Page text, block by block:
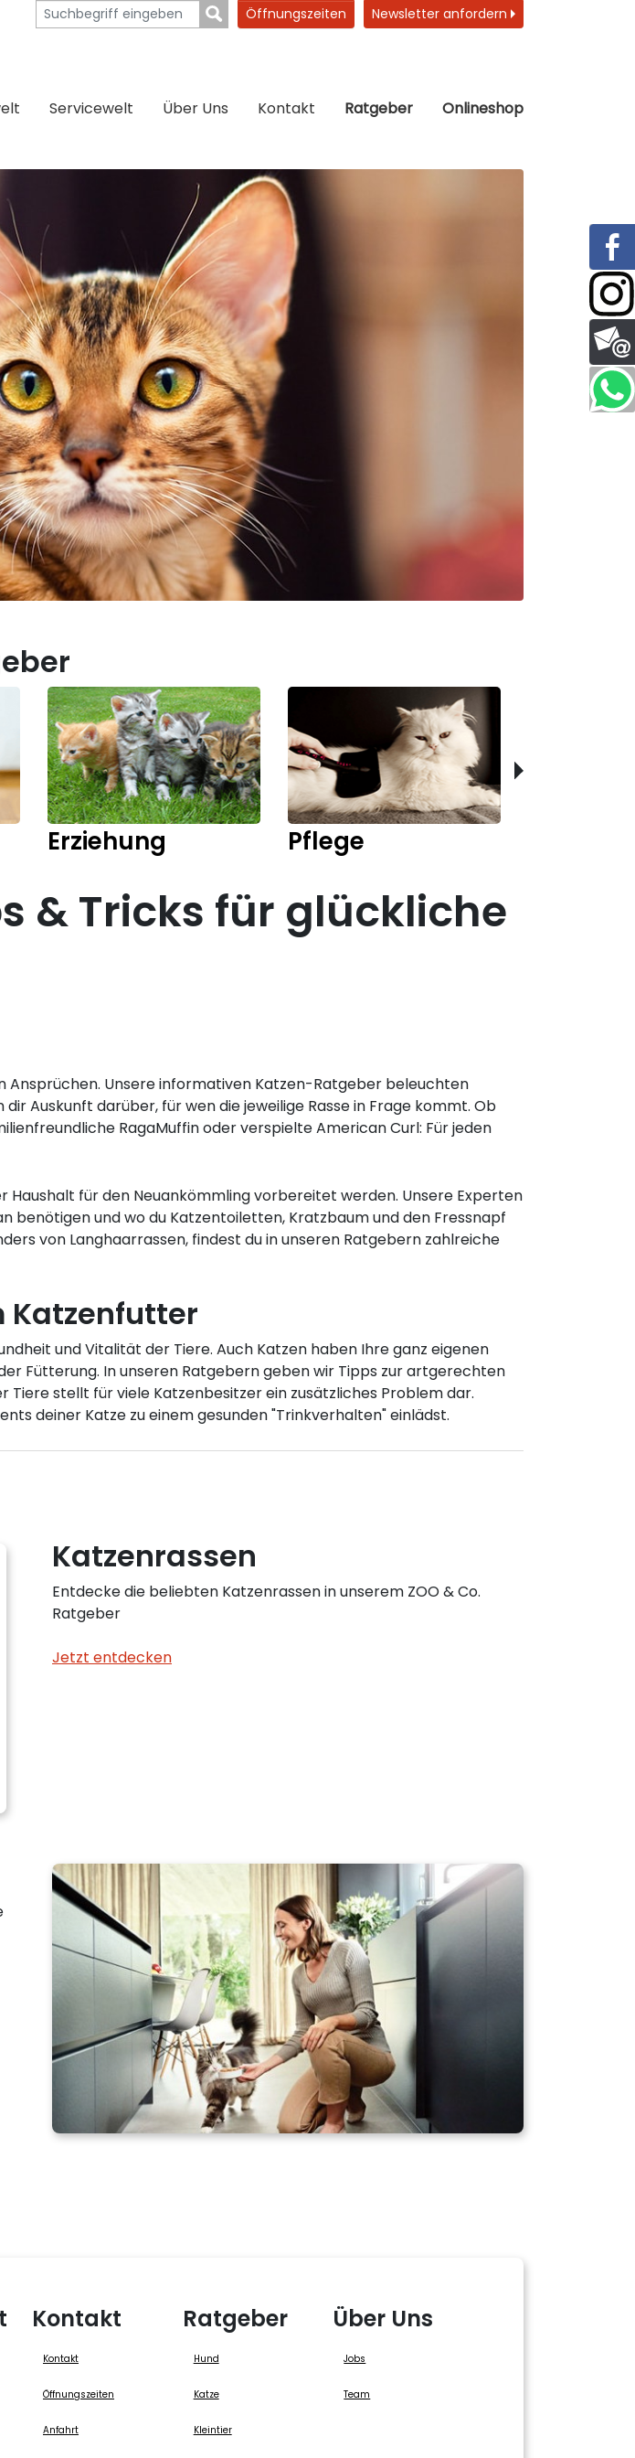
Öffnungszeiten Newsletter anfordern
Servicewelt Über Uns Kontakt Ratgeber Onlineshop
Erziehung Pflege
& Tricks für glückliche
Unsere informativen Katzen-Ratgeber beleuchten
Auskunft darüber, für wen die jeweilige Rasse in Frage kommt. Ob
RagaMuffin oder verspielte American Curl: Für jeden
für den Neuankömmling vorbereitet werden. Unsere Experten
benötigen und wo du Katzentoiletten, Kratzbaum und den Fressnapf
von Langhaarrassen, findest du in unseren Ratgebern zahlreiche
Katzenfutter
und Vitalität der Tiere. Auch Katzen haben Ihre ganz eigenen
Fütterung. In unseren Ratgebern geben wir Tipps zur artgerechten
Tiere stellt für viele Katzenbesitzer ein zusätzliches Problem dar.
deiner Katze zu einem gesunden "Trinkverhalten" einlädst.
Katzenrassen
Entdecke die beliebten Katzenrassen in unserem ZOO & Co.
Ratgeber
Jetzt entdecken
Kontakt
Kontakt
Öffnungszeiten
Anfahrt
Ratgeber
Hund
Katze
Kleintier
Über Uns
Jobs
Team